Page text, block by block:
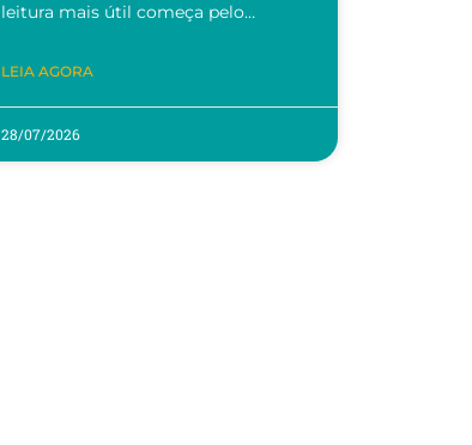
leitura mais útil começa pelo…
LEIA AGORA
28/07/2026